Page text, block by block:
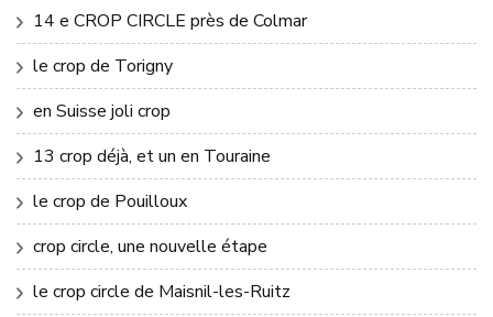
14 e CROP CIRCLE près de Colmar
le crop de Torigny
en Suisse joli crop
13 crop déjà, et un en Touraine
le crop de Pouilloux
crop circle, une nouvelle étape
le crop circle de Maisnil-les-Ruitz